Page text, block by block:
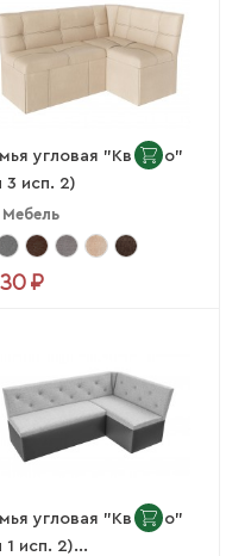
угловая "Квадро"
3 исп. 2)
₽
угловая "Квадро"
1 исп. 2)...